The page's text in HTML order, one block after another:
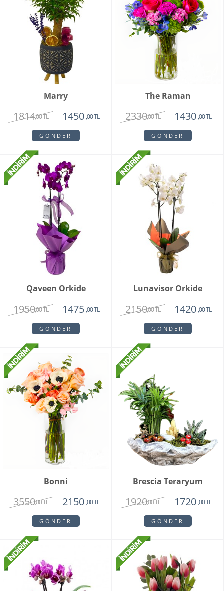
Marry
1814,00 TL 1450 ,00 TL
GÖNDER
The Raman
2330,00 TL 1430 ,00 TL
GÖNDER
Qaveen Orkide
1950,00 TL 1475 ,00 TL
GÖNDER
Lunavisor Orkide
2150,00 TL 1420 ,00 TL
GÖNDER
Bonni
3550,00 TL 2150 ,00 TL
GÖNDER
Brescia Teraryum
1920,00 TL 1720 ,00 TL
GÖNDER